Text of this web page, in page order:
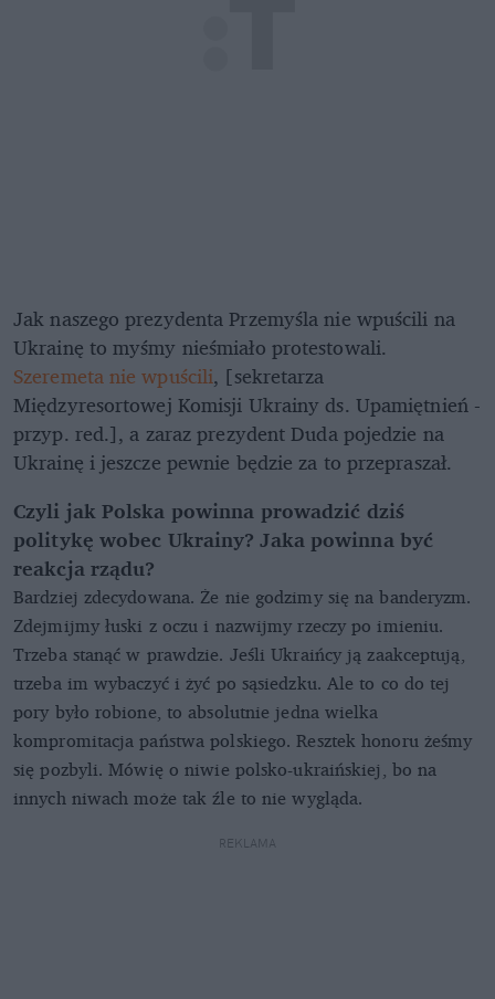
Jak naszego prezydenta Przemyśla nie wpuścili na
Ukrainę to myśmy nieśmiało protestowali.
Szeremeta nie wpuścili, [sekretarza
Międzyresortowej Komisji Ukrainy ds. Upamiętnień -
przyp. red.], a zaraz prezydent Duda pojedzie na
Ukrainę i jeszcze pewnie będzie za to przepraszał.
Czyli jak Polska powinna prowadzić dziś
politykę wobec Ukrainy? Jaka powinna być
reakcja rządu?
Bardziej zdecydowana. Że nie godzimy się na banderyzm.
Zdejmijmy łuski z oczu i nazwijmy rzeczy po imieniu.
Trzeba stanąć w prawdzie. Jeśli Ukraińcy ją zaakceptują,
trzeba im wybaczyć i żyć po sąsiedzku. Ale to co do tej
pory było robione, to absolutnie jedna wielka
kompromitacja państwa polskiego. Resztek honoru żeśmy
się pozbyli. Mówię o niwie polsko-ukraińskiej, bo na
innych niwach może tak źle to nie wygląda.
REKLAMA